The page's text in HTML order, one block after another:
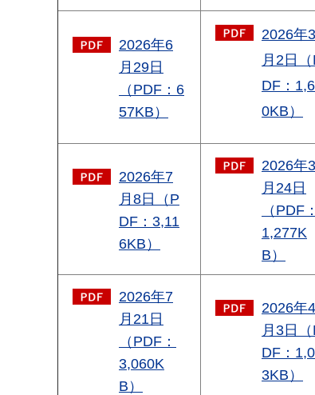
2026年6
月29日
（PDF：6
57KB）
2026年3
月2日
DF：
0KB）
2026年7
月8日（P
DF：3,11
6KB）
2026年3
月24日
（PDF：
1,277K
B）
2026年7
月21日
（PDF：
3,060K
B）
2026年4
月3日
DF：
3KB）